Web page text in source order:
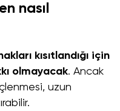
nasıl
kısıtlandığı için
olmayacak. Ancak
uzun